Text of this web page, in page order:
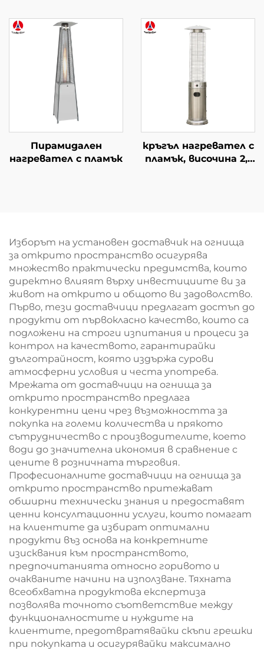
Пирамидален
нагревател с пламък
кръгъл нагревател с
пламък, височина 2,1
Изборът на установен доставчик на огнища
за открито пространство осигурява
множество практически предимства, които
директно влияят върху инвестициите ви за
живот на открито и общото ви задоволство.
Първо, тези доставчици предлагат достъп до
продукти от първокласно качество, които са
подложени на строги изпитания и процеси за
контрол на качеството, гарантирайки
дълготрайност, която издържа сурови
атмосферни условия и честа употреба.
Мрежата от доставчици на огнища за
открито пространство предлага
конкурентни цени чрез възможността за
покупка на големи количества и прякото
сътрудничество с производителите, което
води до значителна икономия в сравнение с
цените в розничната търговия.
Професионалните доставчици на огнища за
открито пространство притежават
обширни технически знания и предоставят
ценни консултационни услуги, които помагат
на клиентите да избират оптимални
продукти въз основа на конкретните
изисквания към пространството,
предпочитанията относно горивото и
очакваните начини на използване. Тяхната
всеобхватна продуктова експертиза
позволява точното съответствие между
функционалностите и нуждите на
клиентите, предотвратявайки скъпи грешки
при покупката и осигурявайки максимално